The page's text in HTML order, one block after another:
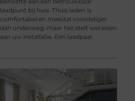
laadpunt bij huis. Thuis laden is
comfortabel en meestal voordeliger
dan onderweg, maar het stelt wel eisen
aan uw installatie. Een laadpaal